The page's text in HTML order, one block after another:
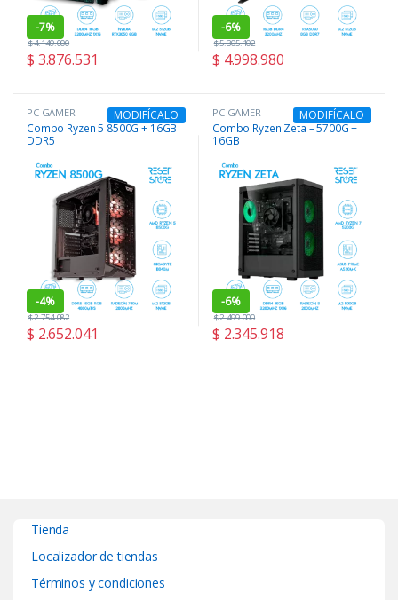
-7%
$ 3.876.531
$4.149.000
-6%
$ 4.998.980
$5.305.102
PC GAMER
Combo Ryzen 5 8500G + 16GB
DDR5
-4%
MODIFÍCALO
$ 2.652.041
$2.754.082
PC GAMER
Combo Ryzen Zeta – 5700G +
16GB
-6%
MODIFÍCALO
$ 2.345.918
$2.499.000
Tienda
Localizador de tiendas
Términos y condiciones